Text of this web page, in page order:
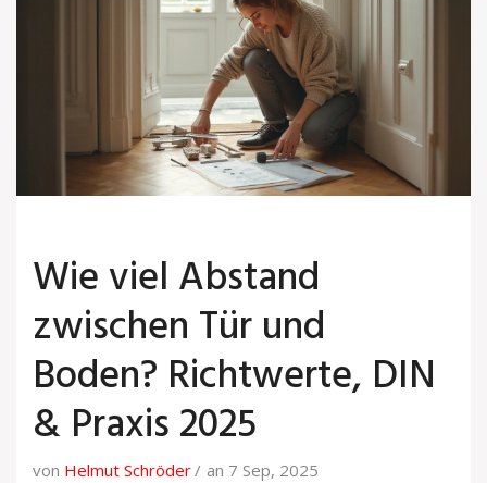
Wie viel Abstand
zwischen Tür und
Boden? Richtwerte, DIN
& Praxis 2025
von Helmut Schröder an 7 Sep, 2025